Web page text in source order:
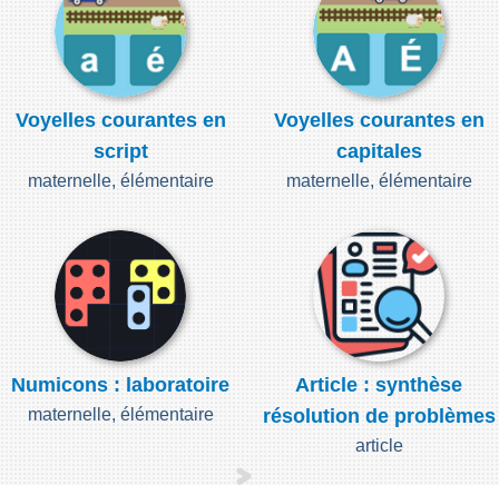
Voyelles courantes en
script
maternelle, élémentaire
Voyelles courantes en
capitales
maternelle, élémentaire
Numicons : laboratoire
maternelle, élémentaire
Article : synthèse
résolution de problèmes
article